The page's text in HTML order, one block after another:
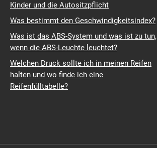
Kinder und die Autositzpflicht
Was bestimmt den Geschwindigkeitsindex?
Was ist das ABS-System und was ist zu tun,
wenn die ABS-Leuchte leuchtet?
Welchen Druck sollte ich in meinen Reifen
halten und wo finde ich eine
Reifenfülltabelle?